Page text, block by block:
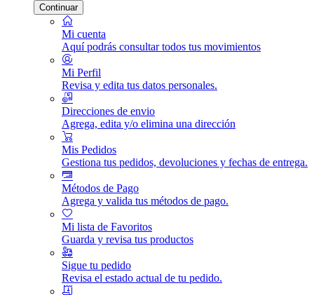
Continuar
Mi cuenta
Aquí podrás consultar todos tus movimientos
Mi Perfil
Revisa y edita tus datos personales.
Direcciones de envio
Agrega, edita y/o elimina una dirección
Mis Pedidos
Gestiona tus pedidos, devoluciones y fechas de entrega.
Métodos de Pago
Agrega y valida tus métodos de pago.
Mi lista de Favoritos
Guarda y revisa tus productos
Sigue tu pedido
Revisa el estado actual de tu pedido.